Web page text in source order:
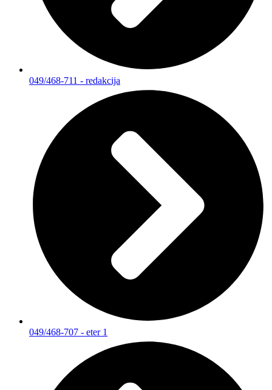
049/468-711 - redakcija
049/468-707 - eter 1